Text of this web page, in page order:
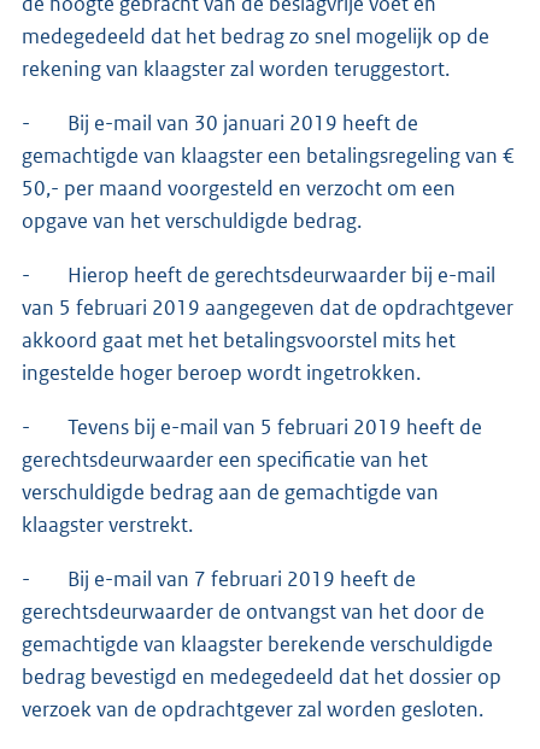
medegedeeld dat het bedrag zo snel mogelijk op de
rekening van klaagster zal worden teruggestort.
- Bij e-mail van 30 januari 2019 heeft de
gemachtigde van klaagster een betalingsregeling van €
50,- per maand voorgesteld en verzocht om een
opgave van het verschuldigde bedrag.
- Hierop heeft de gerechtsdeurwaarder bij e-mail
van 5 februari 2019 aangegeven dat de opdrachtgever
akkoord gaat met het betalingsvoorstel mits het
ingestelde hoger beroep wordt ingetrokken.
- Tevens bij e-mail van 5 februari 2019 heeft de
gerechtsdeurwaarder een specificatie van het
verschuldigde bedrag aan de gemachtigde van
klaagster verstrekt.
- Bij e-mail van 7 februari 2019 heeft de
gerechtsdeurwaarder de ontvangst van het door de
gemachtigde van klaagster berekende verschuldigde
bedrag bevestigd en medegedeeld dat het dossier op
verzoek van de opdrachtgever zal worden gesloten.